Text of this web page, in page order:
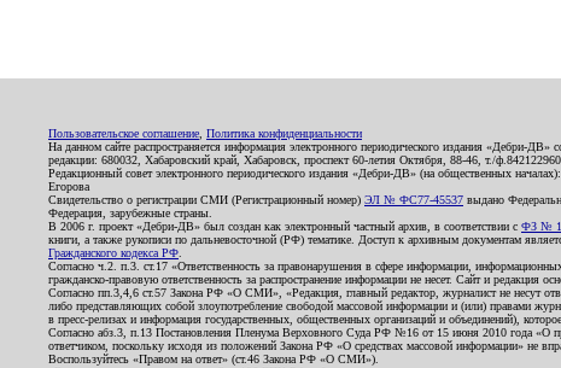
Пользовательское соглашение Политика конфиденциальности
На данном сайте распространяется информация электронного периодического издания
редакции: 680032, Хабаровский край, Хабаровск, проспект 60-летия Октября, 88-46, т./
Редакционный совет электронного периодического издания «Дебри-ДВ» (на
Егорова
Свидетельство о регистрации СМИ (Регистрационный номер) ЭЛ № ФС77-45537 выдано
Федерация, зарубежные страны.
В 2006 г. проект «Дебри-ДВ» был создан как электронный частный архив, в соответствии с ФЗ №
книги, а также рукописи по дальневосточной (РФ) тематике. Доступ к архивным документам
Гражданского кодекса РФ
Согласно ч.2. п.3. ст.17 «Ответственность за правонарушения в сфере информации,
гражданско-правовую ответственность за распространение информации не несет. Сайт и
Согласно пп.3,4,6 ст.57 Закона РФ «О СМИ», «Редакция, главный редактор, журналист не несут
либо представляющих собой злоупотребление свободой массовой информации и (или) правами
в пресс-релизах и информация государственных, общественных организаций и объединений),
Согласно абз.3, п.13 Постановления Пленума Верховного Суда РФ №16 от 15 июня 2010 года «О
ответчиком, поскольку исходя из положений Закона РФ «О средствах массовой информации» не
Воспользуйтесь «Правом на ответ» (ст.46 Закона РФ «О СМИ»).